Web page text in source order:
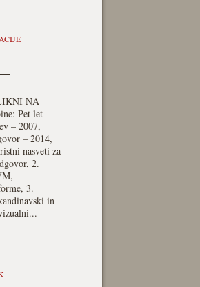
NA
Pet let
– 2007,
– 2014,
nasveti za
2.
3.
in